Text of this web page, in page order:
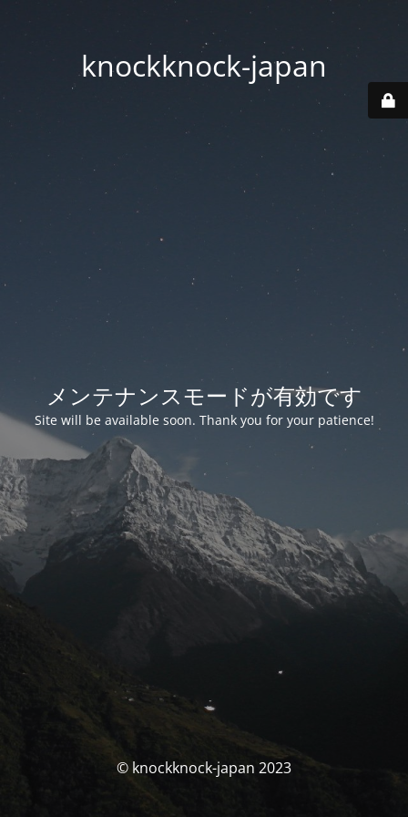
knockknock-japan
メンテナンスモードが有効です
Site will be available soon. Thank you for your patience!
© knockknock-japan 2023